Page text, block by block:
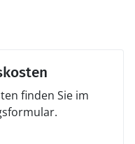
finden Sie im